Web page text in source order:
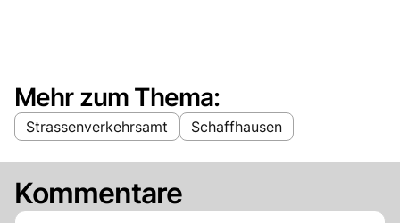
Mehr zum Thema:
Strassenverkehrsamt Schaffhausen
Kommentare